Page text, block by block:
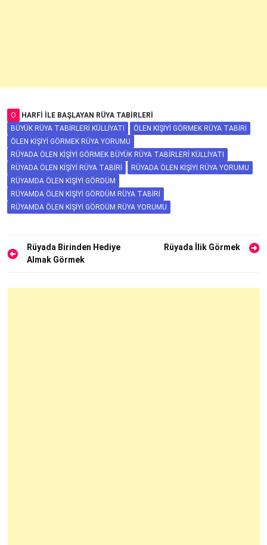
O
HARFI ILE BAŞLAYAN RÜYA TABIRLERI
BÜYÜK RÜYA TABIRLERI KÜLLIYATI
ÖLEN KIŞIYI GÖRMEK RÜYA TABIRI
ÖLEN KIŞIYI GÖRMEK RÜYA YORUMU
RÜYADA ÖLEN KIŞIYI GÖRMEK BÜYÜK RÜYA TABIRLERI KÜLLIYATI
RÜYADA ÖLEN KIŞIYI RÜYA TABIRI
RÜYADA ÖLEN KIŞIYI RÜYA YORUMU
RÜYAMDA ÖLEN KIŞIYI GÖRDÜM
RÜYAMDA ÖLEN KIŞIYI GÖRDÜM RÜYA TABIRI
RÜYAMDA ÖLEN KIŞIYI GÖRDÜM RÜYA YORUMU
Yazı
gezinmesi
Rüyada Birinden Hediye
Almak Görmek
Rüyada İlik Görmek